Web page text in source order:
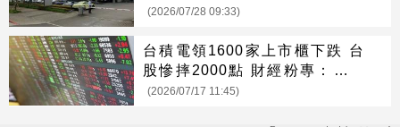
人
(2026/07/28 09:33)
台積電領1600家上市櫃下跌 台
股慘摔2000點 財經粉專：就當
市場請客
(2026/07/17 11:45)